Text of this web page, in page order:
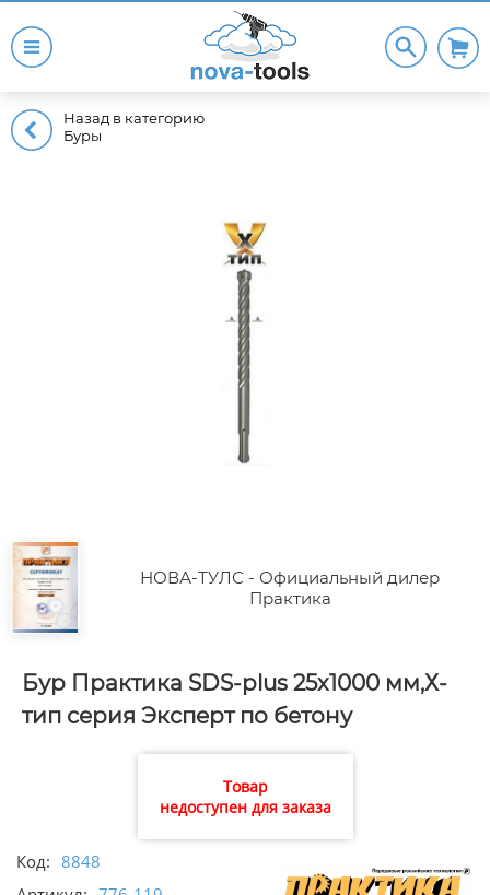
Назад в категорию
Буры
НОВА-ТУЛС - Официальный дилер
Практика
Бур Практика SDS-plus 25х1000 мм,Х-
тип серия Эксперт по бетону
Товар
недоступен для заказа
Код: 8848